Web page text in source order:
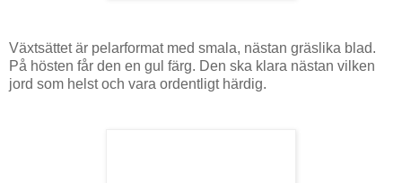
Växtsättet är pelarformat med smala, nästan gräslika blad.
På hösten får den en gul färg. Den ska klara nästan vilken
jord som helst och vara ordentligt härdig.